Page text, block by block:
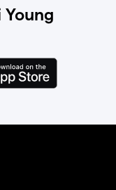
Young